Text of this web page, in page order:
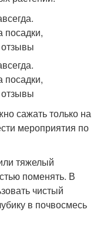
сажать только на
мероприятия по
тяжелый
поменять. В
чистый
в почвосмесь